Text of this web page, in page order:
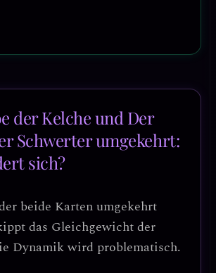
der Kelche und Der
Schwerter umgekehrt:
sich?
beide Karten umgekehrt
das Gleichgewicht der
Dynamik wird problematisch.